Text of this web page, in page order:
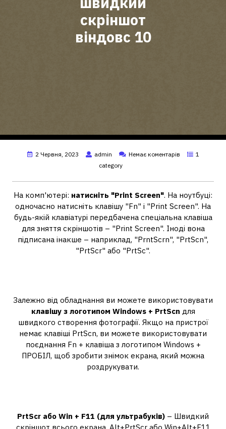
скріншот
віндовс 10
2 Червня, 2023 admin Немає коментарів
1
category
На комп'ютері: натисніть "Print Screen". На ноутбуці:
одночасно натисніть клавішу "Fn" і "Print Screen". На
будь-якій клавіатурі передбачена спеціальна клавіша
для зняття скріншотів – "Print Screen". Іноді вона
підписана інакше – наприклад, "PrntScrn", "PrtScn",
"PrtScr" або "PrtSc".
Залежно від обладнання ви можете використовувати
клавішу з логотипом Windows + PrtScn для
швидкого створення фотографії. Якщо на пристрої
немає клавіші PrtScn, ви можете використовувати
поєднання Fn + клавіша з логотипом Windows +
ПРОБІЛ, щоб зробити знімок екрана, який можна
роздрукувати.
PrtScr або Win + F11 (для ультрабуків) – Швидкий